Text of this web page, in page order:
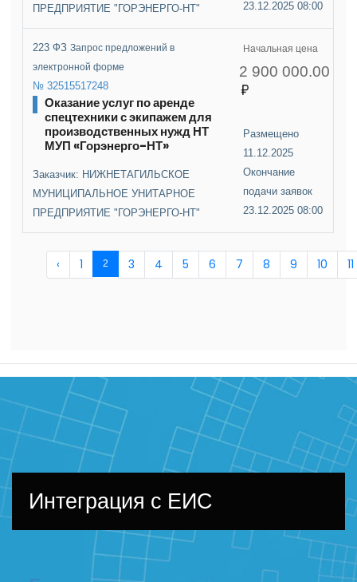
ПРЕДПРИЯТИЕ "ГОРЭНЕРГО-НТ"
23.12.2025 08:00
223 ФЗЗапрос предложений в
электронной форме
№ 32515517248
Оказание услуг по аренде
спецтехники с экипажем для
производственных нужд НТ
МУП «Горэнерго-НТ»
Заказчик: НИЖНЕТАГИЛЬСКОЕ
МУНИЦИПАЛЬНОЕ УНИТАРНОЕ
ПРЕДПРИЯТИЕ "ГОРЭНЕРГО-НТ"
Начальная цена
2 900 000.00
Размещено
11.12.2025
Окончание
подачи заявок
23.12.2025 08:00
‹ 1 2 3 4 5 6 7 8 9 10 11
Интеграция с ЕИС